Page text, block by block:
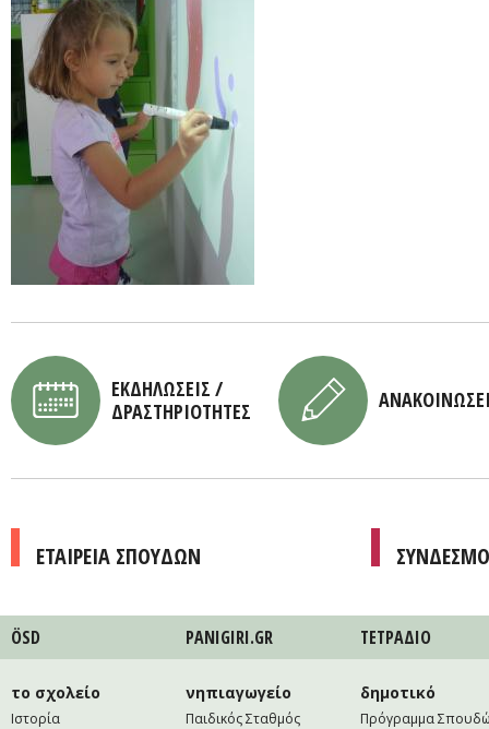
ΕΚΔΗΛΩΣΕΙΣ /
ΔΡΑΣΤΗΡΙΟΤΗΤΕΣ
ΕΤΑΙΡΕΙΑ ΣΠΟΥΔΩΝ
ÖSD PANIGIRI.GR ΤΕΤΡAΔΙΟ
το σχολείο
Ιστορία
νηπιαγωγείο
Παιδικός Σταθμός
δημοτικό
Πρόγραμμα